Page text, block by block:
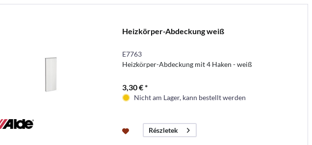
Heizkörper-Abdeckung weiß
E7763
Heizkörper-Abdeckung mit 4 Haken - weiß
3,30 € *
Nicht am Lager, kann bestellt werden
Részletek